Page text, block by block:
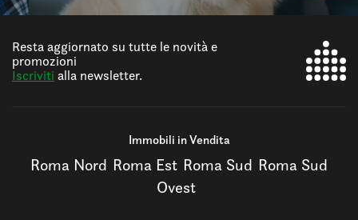
Resta aggiornato su tutte le novità e
promozioni
Iscriviti alla newsletter.
Immobili in Vendita
Roma Nord Roma Est Roma Sud Roma Sud
Ovest